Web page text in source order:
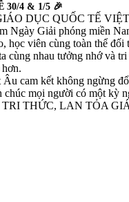
30/4 & 1/5 🎉
DỤC QUỐC TẾ
Ngày Giải phóng miền
học viên cùng toàn thể đối
cùng nhau tưởng nhớ và
cam kết không ngừng
mọi người có một kỳ
THỨC, LAN TỎA